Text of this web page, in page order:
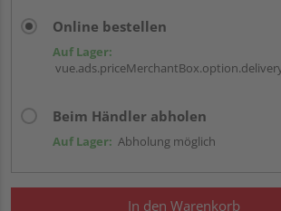
Online bestellen
Auf Lager:
Beim Händler abholen
Auf Lager: Abholung möglich
In den Warenkorb